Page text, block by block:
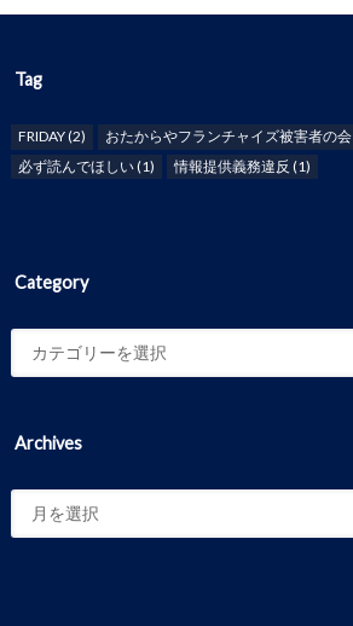
Tag
FRIDAY(2) おたからやフランチャイズ被害者の会
必ず読んでほしい(1) 情報提供義務違反 (1)
Category
Archives